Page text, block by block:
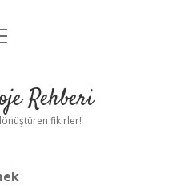
Rehberi
fikirler!